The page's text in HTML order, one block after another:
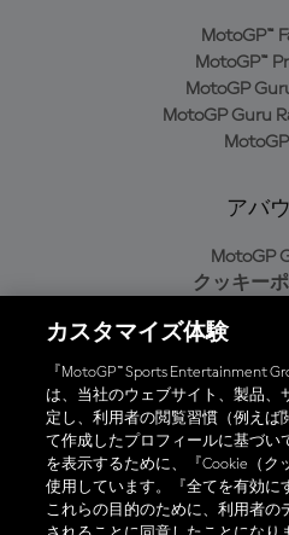
MotoGP™
MotoGP™
MotoGP
MotoGP Guru
アバ
MotoGP
クッキー
プライバシー
購入ポリ
オフィシャ
カスタマイズ体験
『MotoGP™ Sports Entertainment
は、当社のウェブサイト、製品、
定し、利用者の閲覧習慣（例えば
て作成したプロフィールに基づい
を表示するために、『Cookie（ク
使用しています。『全てを有効に
これらの目的のために、利用者の